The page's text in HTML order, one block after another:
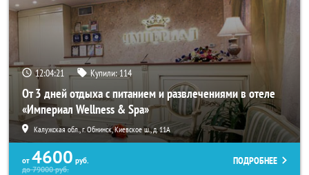
12:04:21 Купили:114
От 3 дней отдыха с питанием и развлечениями в отеле
«Империал Wellness & Spa»
Калужская обл., г. Обнинск, Киевское ш., д. 11А
от 4600 руб.
до79000руб.
ПОДРОБНЕЕ